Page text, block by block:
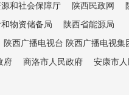
和社会保障厅 陕西民政网
物资储备局
陕西省能源局
陕西广播电视台 陕西广播电视集
府 商洛市人民政府
安康市